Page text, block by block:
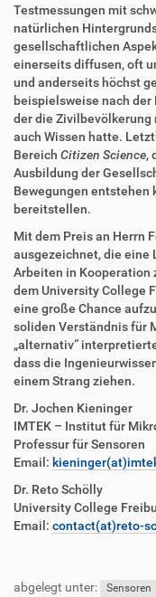
Testmessungen mit
natürlichen
gesellschaftlichen
einerseits diffusen, oft
und anderseits höchst
beispielsweise nach
der die Zivilbevölkerung
auch Wissen hatte.
Bereich Citizen Science,
Ausbildung der
Bewegungen entstehen
bereitstellen.
Mit dem Preis an Herrn
ausgezeichnet, die eine
Arbeiten in Kooperation
dem University College
eine große Chance
soliden Verständnis für
„alternativ“
dass die
einem Strang ziehen.
Dr. Jochen Kieninger
IMTEK – Institut für
Professur für Sensoren
Email:
Dr. Reto Schölly
University College
Email: contact(at)reto-
ß
n
abgelegt unter: Sensoren